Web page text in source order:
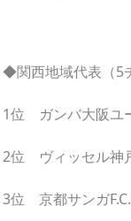
◆関西地域代表（
1位 ガンバ大阪ユ
2位 ヴィッセル神
3位 京都サンガ